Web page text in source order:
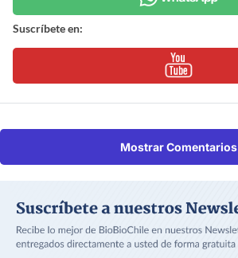
Suscríbete en:
Mostrar Comentarios